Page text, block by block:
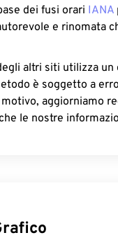
dei fusi orari IANA
e rinomata
altri siti utilizza
è soggetto a
aggiorniamo
le nostre